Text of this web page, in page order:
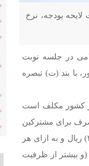
بودجه، نرخ
در جلسه نوبت
به بخش درآمدی لایحه بودجه ۱۴۰۴ کل کشور، با بند (ت) تبصره
کشور مکلف است
برای مشترکین
خانگی (و تا ظرفیت قراردادی برای مشترکین غیرخانگی)، مبلغ دو هزار (۲۰۰۰) ریال و به ازای هر
بیشتر از ظرفیت